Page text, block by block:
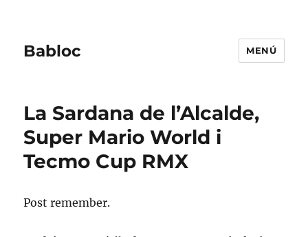
Babloc MENÚ
La Sardana de l’Alcalde,
Super Mario World i
Tecmo Cup RMX
Post remember.